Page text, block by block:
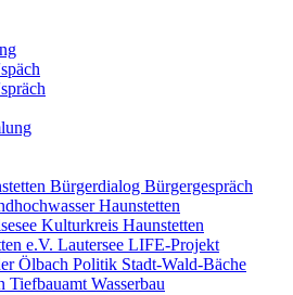
Bürgerdialog Bürgergespräch
Haunstetten
Kulturkreis Haunstetten
e.V. Lautersee LIFE-Projekt
Ölbach Politik Stadt-Wald-Bäche
Tiefbauamt Wasserbau